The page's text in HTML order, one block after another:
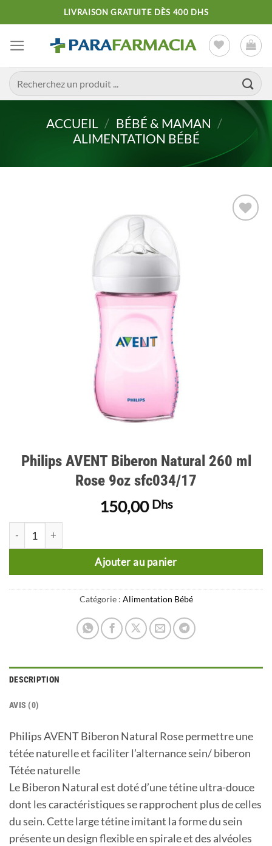
au
contenu
LIVRAISON GRATUITE DÈS 400 DHS
Recherche
pour :
ACCUEIL / BÉBÉ & MAMAN /
ALIMENTATION BÉBÉ
Philips AVENT Biberon Natural 260 ml
Rose 9oz sfc034/17
150,00 Dhs
quantité de Philips AVENT Biberon Natural 260 ml Rose 9oz
Ajouter au panier
Catégorie : Alimentation Bébé
DESCRIPTION
AVIS (0)
Philips AVENT Biberon Natural Rose permettre une
tétée naturelle et faciliter l’alternance sein/ biberon
Tétée naturelle
Le Biberon Natural est doté d’une tétine ultra-douce
dont les caractéristiques se rapprochent plus de celles
du sein. Cette large tétine imitant la forme du sein
présente un design flexible en spirale et des alvéoles